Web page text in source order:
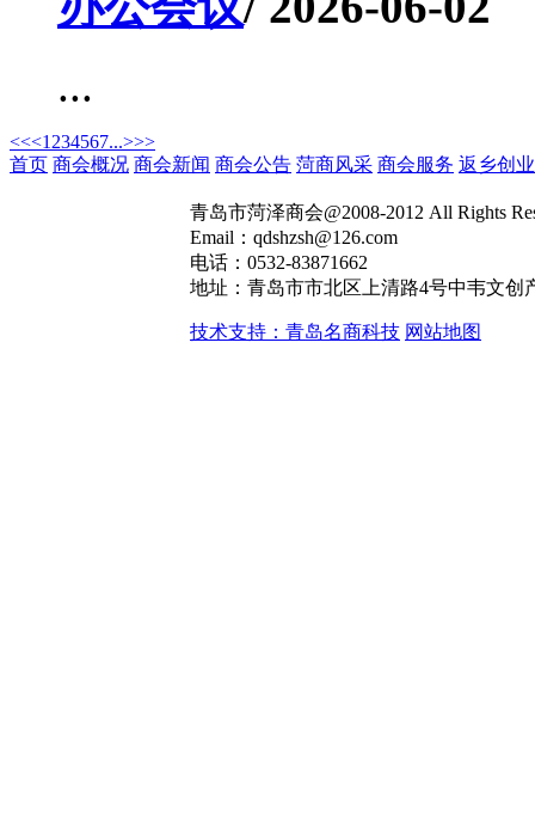
...
<<<1 234567...>>>
首页 商会概况 商会新闻 商会公告 菏商风采 商会服务 返乡创业
青岛市菏泽商会@2008-2012 All Rights
Email：qdshzsh@126.com
电话：0532-83871662
地址：青岛市市北区上清路4号中韦文创
技术支持：青岛名商科技 网站地图